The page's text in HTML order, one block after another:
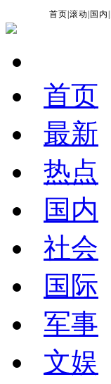
首页 |滚动 国内
首页
最新
热点
国内
社会
国际
军事
文娱